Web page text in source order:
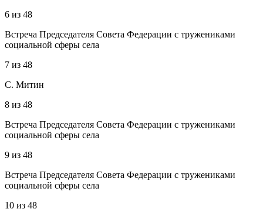
6 из 48
Встреча Председателя Совета Федерации с тружениками
социальной сферы села
7 из 48
С. Митин
8 из 48
Встреча Председателя Совета Федерации с тружениками
социальной сферы села
9 из 48
Встреча Председателя Совета Федерации с тружениками
социальной сферы села
10 из 48